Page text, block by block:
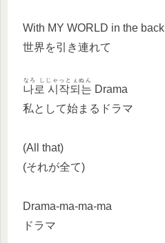
With MY WORLD in the back
世界を引き連れて
나로 시작되는
なろ しじゃっとぇぬん
Drama
私として始まるドラマ
(All that)
(それが全て)
Drama-ma-ma-ma
ドラマ